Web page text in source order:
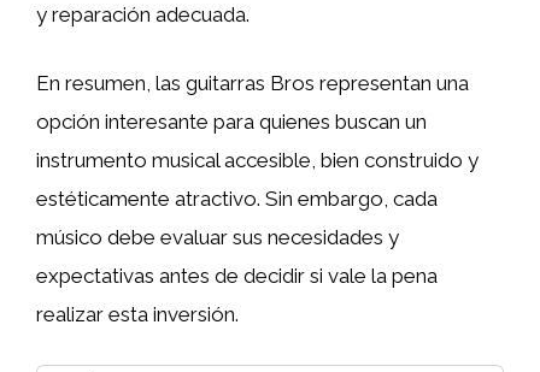
y reparación adecuada.
En resumen, las guitarras Bros representan una
opción interesante para quienes buscan un
instrumento musical accesible, bien construido y
estéticamente atractivo. Sin embargo, cada
músico debe evaluar sus necesidades y
expectativas antes de decidir si vale la pena
realizar esta inversión.